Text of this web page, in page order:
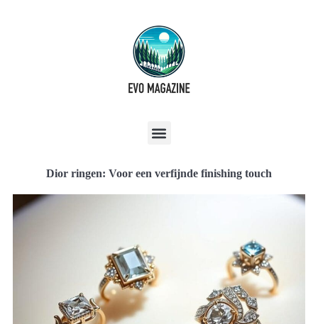
Dior ringen: Voor een verfijnde finishing touch